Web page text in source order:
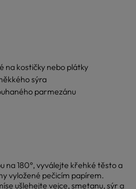
na kostičky nebo plátky
sýra
parmezánu
na 180°, vyválejte křehké těsto a
vyložené pečicím papírem.
ušlehejte vejce, smetanu, sýr a